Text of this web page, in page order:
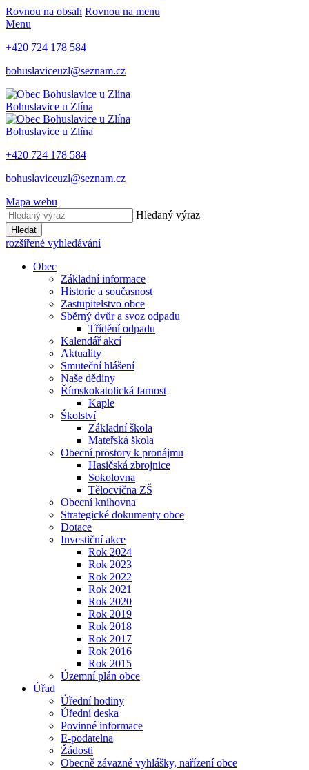
Rovnou na obsah Rovnou na menu
Menu
+420 724 178 584
bohuslaviceuzl@seznam.cz
Bohuslavice u Zlína
Bohuslavice u Zlína
+420 724 178 584
bohuslaviceuzl@seznam.cz
Mapa webu
Hledaný výraz
Hledat
rozšířené vyhledávání
Obec
Základní informace
Historie a současnost
Zastupitelstvo obce
Sběrný dvůr a svoz odpadu
Třídění odpadu
Kalendář akcí
Aktuality
Smuteční hlášení
Naše dědiny
Římskokatolická farnost
Kaple
Školství
Základní škola
Mateřská škola
Obecní prostory k pronájmu
Hasičská zbrojnice
Sokolovna
Tělocvična ZŠ
Obecní knihovna
Strategické dokumenty obce
Dotace
Investiční akce
Rok 2024
Rok 2023
Rok 2022
Rok 2021
Rok 2020
Rok 2019
Rok 2018
Rok 2017
Rok 2016
Rok 2015
Územní plán obce
Úřad
Úřední hodiny
Úřední deska
Povinné informace
E-podatelna
Žádosti
Obecně závazné vyhlášky, nařízení obce